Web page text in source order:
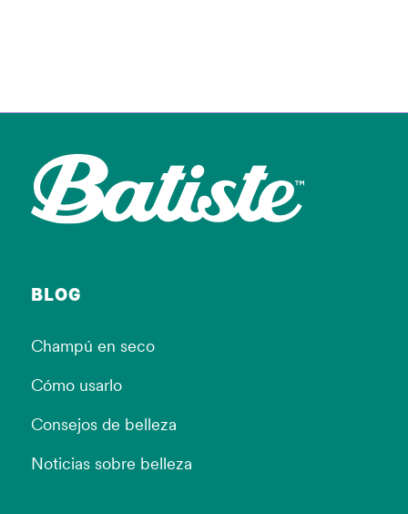
BLOG
Champú en seco
Cómo usarlo
Consejos de belleza
Noticias sobre belleza